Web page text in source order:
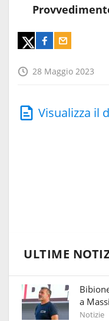
28 Maggio 2023
Visualizza il
ULTIME
a
Notizie